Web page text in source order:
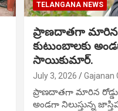
TELANGANA NEWS
ప్రాణదాతగా మారిన
కుటుంబాలకు
సాయికుమార్.
July 3, 2026 Gajanan
ప్రాణదాతగా మారిన
అండగా నిలుస్తున్న